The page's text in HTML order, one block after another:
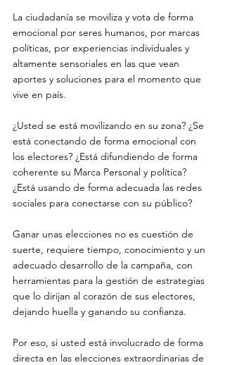
La ciudadanía se moviliza y vota de forma
emocional por seres humanos, por marcas
políticas, por experiencias individuales y
altamente sensoriales en las que vean
aportes y soluciones para el momento que
vive en país.
¿Usted se está movilizando en su zona? ¿Se
está conectando de forma emocional con
los electores? ¿Está difundiendo de forma
coherente su Marca Personal y política?
¿Está usando de forma adecuada las redes
sociales para conectarse con su público?
Ganar unas elecciones no es cuestión de
suerte, requiere tiempo, conocimiento y un
adecuado desarrollo de la campaña, con
herramientas para la gestión de estrategias
que lo dirijan al corazón de sus electores,
dejando huella y ganando su confianza.
Por eso, si usted está involucrado de forma
directa en las elecciones extraordinarias de